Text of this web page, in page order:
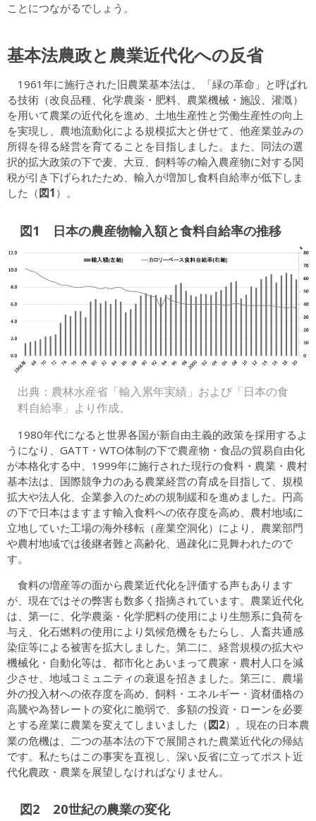
ことにつながるでしょう。
基本法農政と農業近代化への反省
1961年に施行された旧農業基本法は、「緑の革命」と呼ばれ
る技術（改良品種、化学農薬・肥料、農業機械・施設、灌漑）
を用いて農業の近代化を進め、土地生産性と労働生産性の向上
を実現し、農地流動化による規模拡大と併せて、他産業並みの
所得を得る経営を育てることを目指しました。また、同法の選
択的拡大政策の下で麦、大豆、飼料等の輸入農産物に対する関
税が引き下げられたため、輸入が増加し食料自給率が低下しま
した（図1 ）。
図1 日本の農産物輸入額と食料自給率の推移
出典：農林水産省「輸入累年実績」および「日本の食
料自給率」より作成。
1980年代になると世界各国が新自由主義的政策を採用するよ
うになり、GATT・WTO体制の下で農産物・食品の貿易自由化
が本格化する中、1999年に施行された現行の食料・農業・農村
基本法は、国際競争力のある農業経営の育成を目指して、規模
拡大や法人化、企業参入のための規制緩和を進めました。円高
の下で日本はますます輸入食料への依存度を高め、農村地域に
立地していた工場の海外移転（産業空洞化）により、農業部門
や農村地域では後継者難と高齢化、過疎化に見舞われたので
す。
食料の増産等の面から農業近代化を評価する声もあります
が、現在ではその弊害も数多く指摘されています。農業近代化
は、第一に、化学農薬・化学肥料の使用により生態系に負荷を
与え、化石燃料の使用により気候危機をもたらし、人畜共通感
染症等による被害を拡大しました。第二に、経営規模の拡大や
機械化・自動化等は、都市化とあいまって農家・農村人口を減
少させ、地域コミュニティの衰退を招きました。第三に、農場
外の投入材への依存度を高め、飼料・エネルギー・資材価格の
高騰や為替レートの変化に脆弱で、多額の投資・ローンを必要
とする産業に農業を変えてしまいました（図2）。現在の日本農
業の危機は、二つの基本法の下で展開された農業近代化の帰結
です。私たちはこの事実を直視し、深い反省に立ってポスト近
代化農政・農業を展望しなければなりません。
図2 20世紀の農業の変化